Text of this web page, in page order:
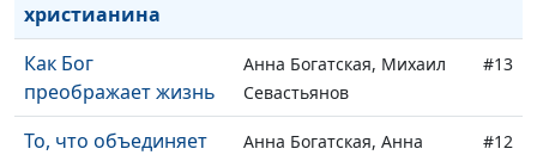
христианина
Как Бог
преображает жизнь
Анна Богатская, Михаил
Севастьянов
#13
То, что объединяет
Анна Богатская, Анна
#12